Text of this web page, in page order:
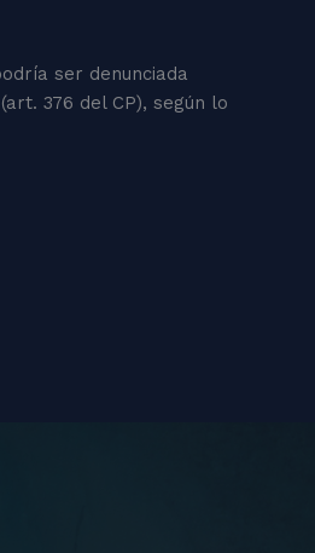
ser denunciada
376 del CP), según lo